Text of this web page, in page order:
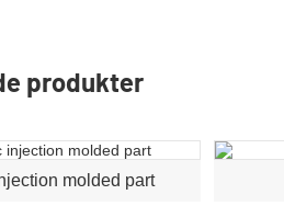
produkter
molded part